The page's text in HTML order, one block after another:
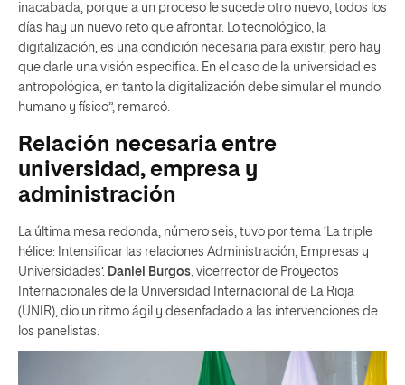
inacabada, porque a un proceso le sucede otro nuevo, todos los
días hay un nuevo reto que afrontar. Lo tecnológico, la
digitalización, es una condición necesaria para existir, pero hay
que darle una visión específica. En el caso de la universidad es
antropológica, en tanto la digitalización debe simular el mundo
humano y físico”, remarcó.
Relación necesaria entre
universidad, empresa y
administración
La última mesa redonda, número seis, tuvo por tema ‘La triple
hélice: Intensificar las relaciones Administración, Empresas y
Universidades’. Daniel Burgos, vicerrector de Proyectos
Internacionales de la Universidad Internacional de La Rioja
(UNIR), dio un ritmo ágil y desenfadado a las intervenciones de
los panelistas.